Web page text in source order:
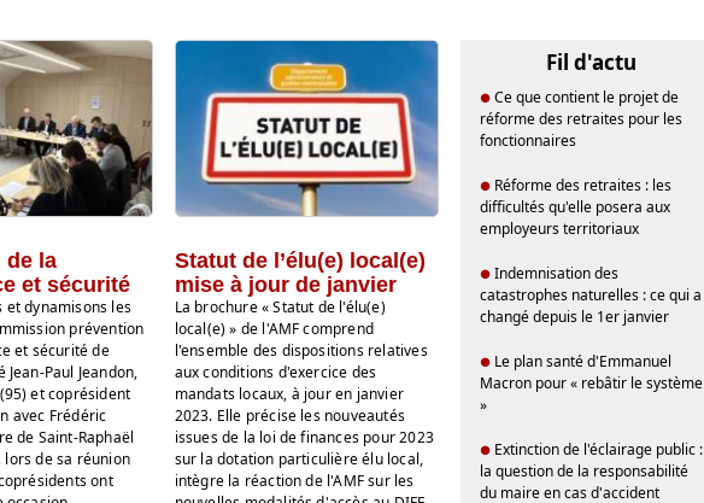
de la
et sécurité
et dynamisons les
prévention
et sécurité de
Jean-Paul Jeandon,
et coprésident
avec Frédéric
de Saint-Raphaël
lors de sa réunion
ont
Statut de l’élu(e) local(e)
mise à jour de janvier
La brochure « Statut de l'élu(e)
local(e) » de l'AMF comprend
l'ensemble des dispositions relatives
aux conditions d'exercice des
mandats locaux, à jour en janvier
2023. Elle précise les nouveautés
issues de la loi de finances pour 2023
sur la dotation particulière élu local,
intègre la réaction de l'AMF sur les
Fil d'actu
● Ce que contient le projet de
réforme des retraites pour les
fonctionnaires
● Réforme des retraites : les
difficultés qu'elle posera aux
employeurs territoriaux
● Indemnisation des
catastrophes naturelles : ce qui a
changé depuis le 1er janvier
● Le plan santé d'Emmanuel
Macron pour « rebâtir le système
»
● Extinction de l'éclairage public :
la question de la responsabilité
du maire en cas d'accident